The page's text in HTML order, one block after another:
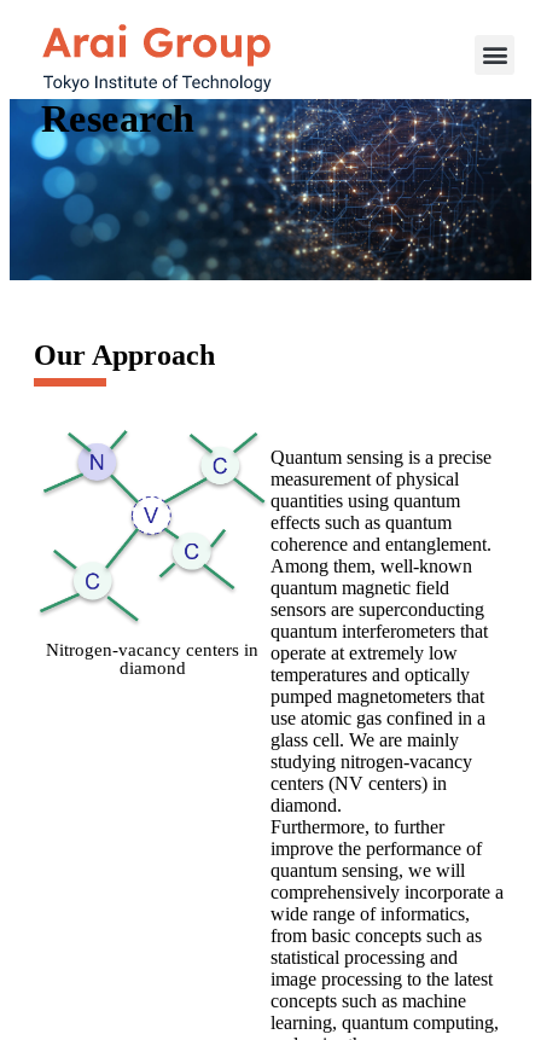
Research
Our Approach
Nitrogen-vacancy centers in
diamond
Quantum sensing is a precise
measurement of physical
quantities using quantum
effects such as quantum
coherence and entanglement.
Among them, well-known
quantum magnetic field
sensors are superconducting
quantum interferometers that
operate at extremely low
temperatures and optically
pumped magnetometers that
use atomic gas confined in a
glass cell. We are mainly
studying nitrogen-vacancy
centers (NV centers) in
diamond.
Furthermore, to further
improve the performance of
quantum sensing, we will
comprehensively incorporate a
wide range of informatics,
from basic concepts such as
statistical processing and
image processing to the latest
concepts such as machine
learning, quantum computing,